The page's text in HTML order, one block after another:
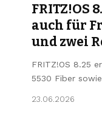
FRITZ!OS
auch für
und zwei
FRITZ!OS 8.25
5530 Fiber
23.06.2026